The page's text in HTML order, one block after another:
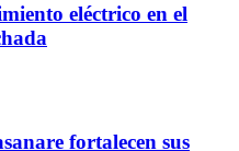
eléctrico en el
fortalecen sus